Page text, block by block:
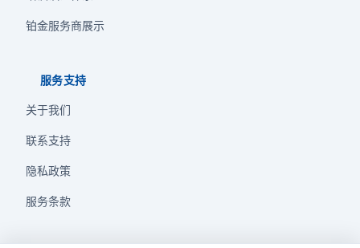
铂金服务商展示
服务支持
关于我们
联系支持
隐私政策
服务条款